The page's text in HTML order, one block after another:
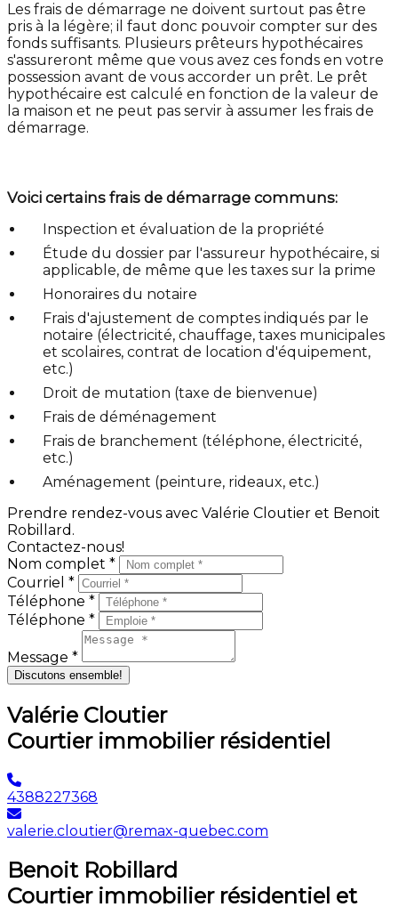
Les frais de démarrage ne doivent surtout pas être
pris à la légère; il faut donc pouvoir compter sur des
fonds suffisants. Plusieurs prêteurs hypothécaires
s'assureront même que vous avez ces fonds en votre
possession avant de vous accorder un prêt. Le prêt
hypothécaire est calculé en fonction de la valeur de
la maison et ne peut pas servir à assumer les frais de
démarrage.
Voici certains frais de démarrage communs:
Inspection et évaluation de la propriété
Étude du dossier par l'assureur hypothécaire, si
applicable, de même que les taxes sur la prime
Honoraires du notaire
Frais d'ajustement de comptes indiqués par le
notaire (électricité, chauffage, taxes municipales
et scolaires, contrat de location d'équipement,
etc.)
Droit de mutation (taxe de bienvenue)
Frais de déménagement
Frais de branchement (téléphone, électricité,
etc.)
Aménagement (peinture, rideaux, etc.)
Prendre rendez-vous avec Valérie Cloutier et Benoit
Robillard.
Contactez-nous!
Nom complet *
Courriel *
Téléphone *
Téléphone *
Message *
Discutons ensemble!
Valérie Cloutier
Courtier immobilier résidentiel
4388227368
valerie.cloutier@remax-quebec.com
Benoit Robillard
Courtier immobilier résidentiel et